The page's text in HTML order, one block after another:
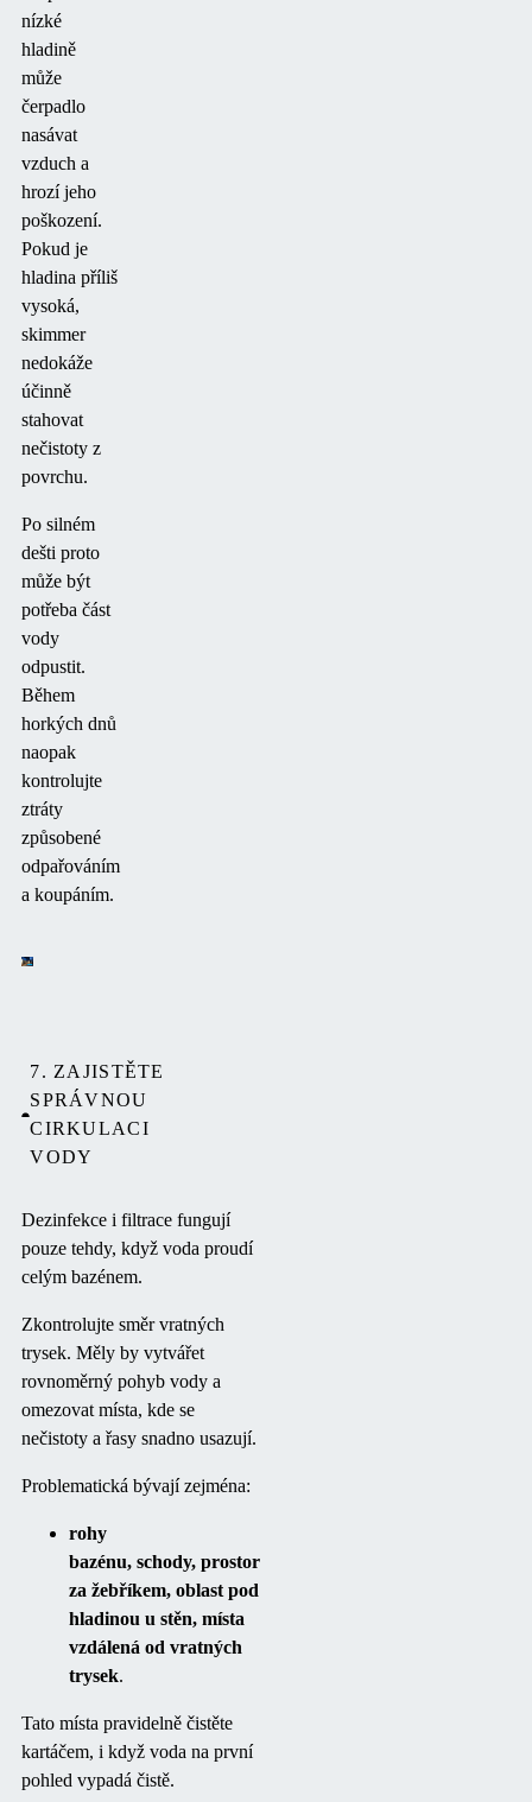
nízké
hladině
může
čerpadlo
nasávat
vzduch a
hrozí jeho
poškození.
Pokud je
hladina příliš
vysoká,
skimmer
nedokáže
účinně
stahovat
nečistoty z
povrchu.
Po silném
dešti proto
může být
potřeba část
vody
odpustit.
Během
horkých dnů
naopak
kontrolujte
ztráty
způsobené
odpařováním
a koupáním.
7. ZAJISTĚTE
SPRÁVNOU
CIRKULACI
VODY
Dezinfekce i filtrace fungují
pouze tehdy, když voda proudí
celým bazénem.
Zkontrolujte směr vratných
trysek. Měly by vytvářet
rovnoměrný pohyb vody a
omezovat místa, kde se
nečistoty a řasy snadno usazují.
Problematická bývají zejména:
rohy
bazénu, schody, prostor
za žebříkem, oblast pod
hladinou u stěn, místa
vzdálená od vratných
trysek.
Tato místa pravidelně čistěte
kartáčem, i když voda na první
pohled vypadá čistě.